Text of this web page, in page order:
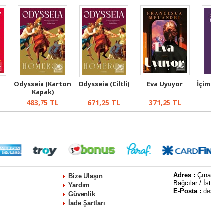
Odysseia (Karton
Kapak)
483,75 TL
Odysseia (Ciltli)
671,25 TL
Eva Uyuyor
371,25 TL
Bize Ulaşın
Yardım
Güvenlik
İade Şartları
Adres :
Bağcılar /
E-Posta :